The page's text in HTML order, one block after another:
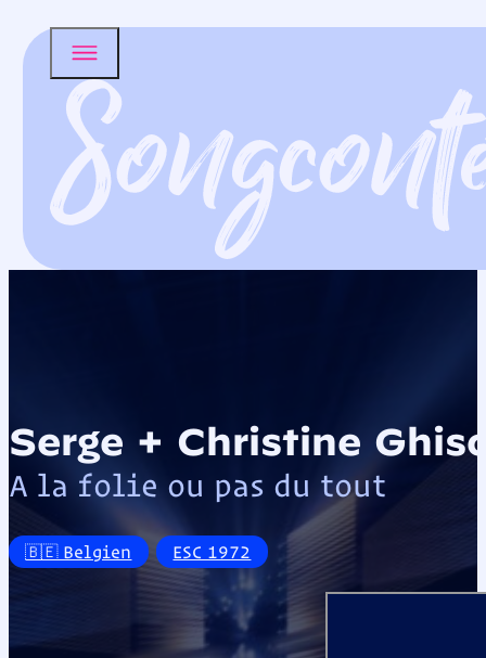
Serge + Christine
A la folie ou pas du tout
🇧🇪 Belgien ESC 1972